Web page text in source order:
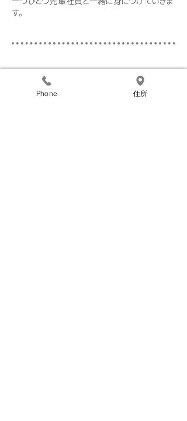
す。
​採用についてのQ&A
Phone 住所